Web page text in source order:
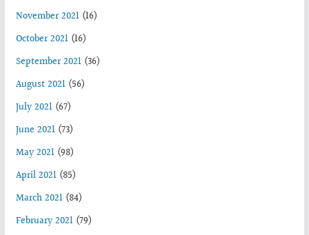
November 2021(16)
October 2021(16)
September 2021(36)
August 2021(56)
July 2021(67)
June 2021(73)
May 2021(98)
April 2021(85)
March 2021(84)
February 2021(79)